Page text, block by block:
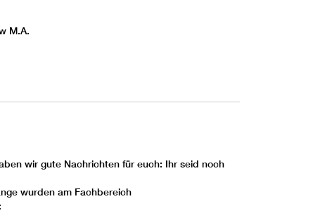
M.A.
wir gute Nachrichten für euch: Ihr seid noch
wurden am Fachbereich